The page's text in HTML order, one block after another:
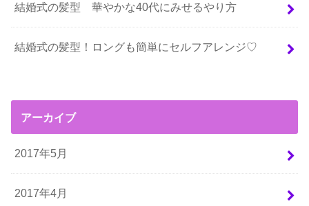
結婚式の髪型 華やかな40代にみせるやり方
結婚式の髪型！ロングも簡単にセルフアレンジ♡
アーカイブ
2017年5月
2017年4月